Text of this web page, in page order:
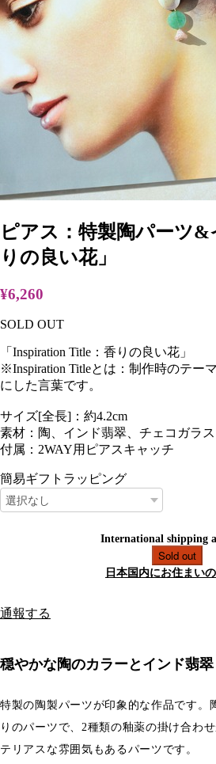
ピアス：特製陶パーツ
りの良い花」
¥6,260
SOLD OUT
「Inspiration Title：香りの良い花」
※Inspiration Titleとは：制作時のテー
にした言葉です。
サイズ[全長]：約4.2cm
素材：陶、インド翡翠、チェコガラ
付属：2WAY用ピアスキャッチ
簡易ギフトラッピング
International shipping
Sold out
日本国内にお住まい
通報する
穏やかな陶のカラーとインド翡翠
特製の陶製パーツが印象的な作品です。
りのパーツで、2種類の釉薬の掛け合わ
テリアスな雰囲気もあるパーツです。